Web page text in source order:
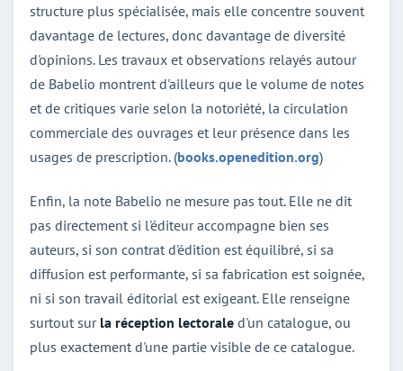
structure plus spécialisée, mais elle concentre souvent
davantage de lectures, donc davantage de diversité
d'opinions. Les travaux et observations relayés autour
de Babelio montrent d'ailleurs que le volume de notes
et de critiques varie selon la notoriété, la circulation
commerciale des ouvrages et leur présence dans les
usages de prescription. (books.openedition.org)
Enfin, la note Babelio ne mesure pas tout. Elle ne dit
pas directement si l'éditeur accompagne bien ses
auteurs, si son contrat d'édition est équilibré, si sa
diffusion est performante, si sa fabrication est soignée,
ni si son travail éditorial est exigeant. Elle renseigne
surtout sur la réception lectorale d'un catalogue, ou
plus exactement d'une partie visible de ce catalogue.